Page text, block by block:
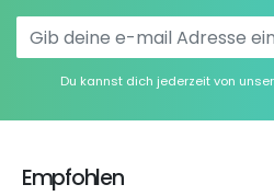
Du kannst dich jederzeit von
Empfohlen